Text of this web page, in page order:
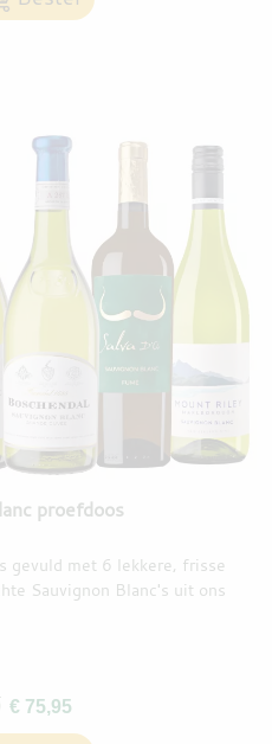
proefdoos
gevuld met 6 lekkere, frisse
Sauvignon Blanc's uit ons
€ 75,95